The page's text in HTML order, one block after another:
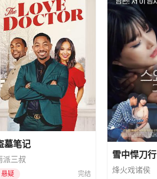
墓笔记
派三叔
悬疑 完结
雪中悍刀行
烽火戏诸侯